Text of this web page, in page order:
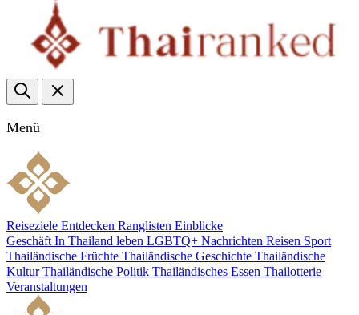
Menü
Reiseziele Entdecken Ranglisten Einblicke
Geschäft In Thailand leben LGBTQ+ Nachrichten Reisen Sport
Thailändische Früchte Thailändische Geschichte Thailändische
Kultur Thailändische Politik Thailändisches Essen Thailotterie
Veranstaltungen